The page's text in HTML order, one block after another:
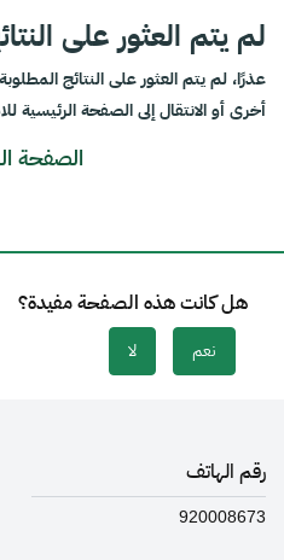
لم يتم العثور على
عذرًا، لم يتم العثور على النتائج
أخرى أو الانتقال إلى الصفحة الرئيسية
الصفحة
هل كانت هذه الصفحة مفيدة؟
نعم لا
رقم الهاتف
920008673